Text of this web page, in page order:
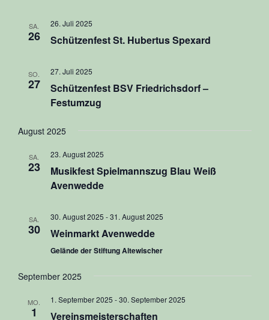
SA.
26
26. Juli 2025
Schützenfest St. Hubertus Spexard
SO.
27
27. Juli 2025
Schützenfest BSV Friedrichsdorf –
Festumzug
August 2025
SA.
23
23. August 2025
Musikfest Spielmannszug Blau Weiß
Avenwedde
SA.
30
30. August 2025 -31. August 2025
Weinmarkt Avenwedde
Gelände der Stiftung Altewischer
September 2025
MO.
1
1. September 2025 -30. September 2025
Vereinsmeisterschaften